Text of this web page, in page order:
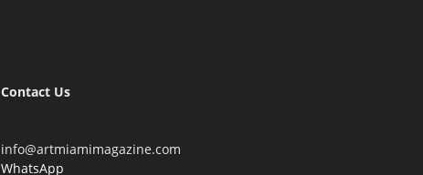
Contact Us
info@artmiamimagazine.com
WhatsApp